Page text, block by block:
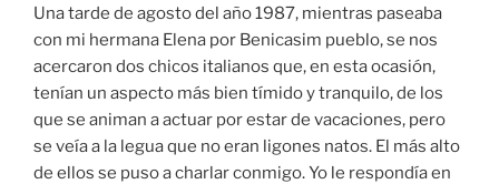
Una tarde de agosto del año 1987, mientras paseaba
con mi hermana Elena por Benicasim pueblo, se nos
acercaron dos chicos italianos que, en esta ocasión,
tenían un aspecto más bien tímido y tranquilo, de los
que se animan a actuar por estar de vacaciones, pero
se veía a la legua que no eran ligones natos. El más alto
de ellos se puso a charlar conmigo. Yo le respondía en